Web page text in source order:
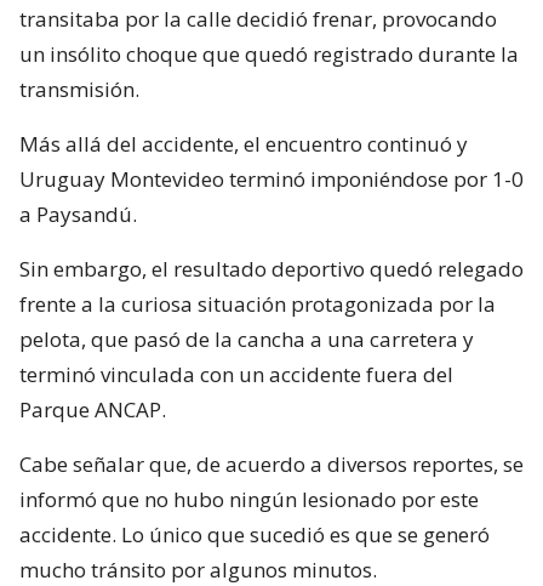
transitaba por la calle decidió frenar, provocando
un insólito choque que quedó registrado durante la
transmisión.
Más allá del accidente, el encuentro continuó y
Uruguay Montevideo terminó imponiéndose por 1-0
a Paysandú.
Sin embargo, el resultado deportivo quedó relegado
frente a la curiosa situación protagonizada por la
pelota, que pasó de la cancha a una carretera y
terminó vinculada con un accidente fuera del
Parque ANCAP.
Cabe señalar que, de acuerdo a diversos reportes, se
informó que no hubo ningún lesionado por este
accidente. Lo único que sucedió es que se generó
mucho tránsito por algunos minutos.